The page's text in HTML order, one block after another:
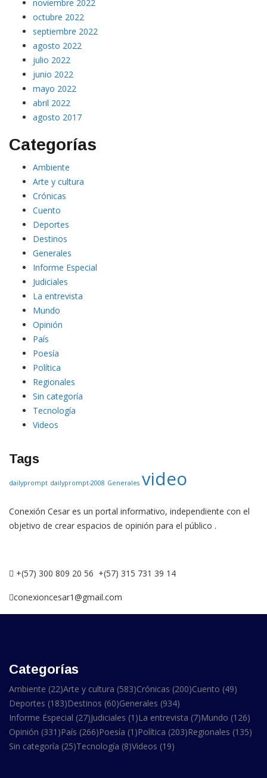
noviembre 2022
octubre 2022
septiembre 2022
agosto 2022
julio 2022
junio 2022
mayo 2022
abril 2022
agosto 2017
Categorías
Ambiente
Arte y cultura
Crónicas
Cuento
Deportes
Destinos
Generales
Informe Especial
Judiciales
La entrevista
Mundo
Opinión
País
Poesía
Política
Regionales
Sin categoría
Tecnología
Videos
Tags
dailyprompt dailyprompt-2008 Generales video
Conexión Cesar es un portal informativo, independiente con el
objetivo de crear espacios de opinión para el público .
+(57) 300 809 20 56 +(57) 315 731 39 14
conexioncesar1@gmail.com
Categorías
Ambiente (22)Arte y cultura (583)Crónicas (200)Cuento (49)
Deportes (183)Destinos (60)Generales (934)
Informe Especial (27)Judiciales (1)La entrevista (7)Mundo (126)
Opinión (331)País (266)Poesía (1)Política (203)Regionales (135)
Sin categoría (25)Tecnología (8)Videos (19)